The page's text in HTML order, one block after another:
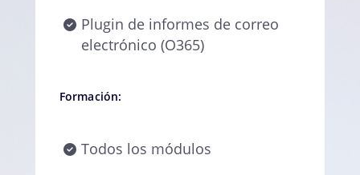
Plugin de informes de correo
electrónico (O365)
Formación:
Todos los módulos